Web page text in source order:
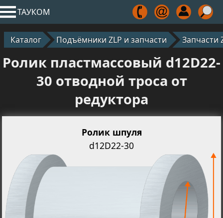
ТАУКОМ
Каталог Подъёмники ZLP и запчасти Запчасти
Ролик пластмассовый d12D22-
30 отводной троса от
редуктора
Ролик шпуля
d12D22-30